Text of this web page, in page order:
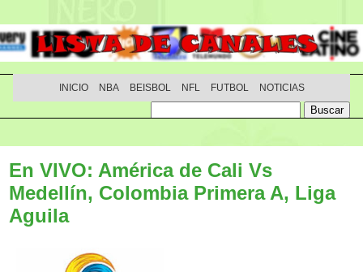
INICIO NBA BEISBOL NFL FUTBOL NOTICIAS
En VIVO: América de Cali Vs
Medellín, Colombia Primera A, Liga
Aguila